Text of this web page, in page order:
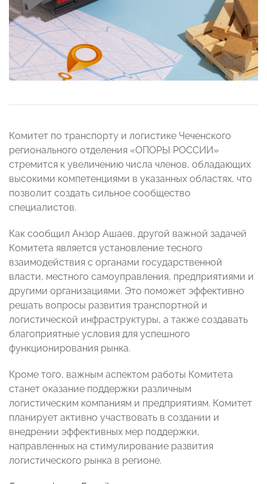
Комитет по транспорту и логистике Чеченского
регионального отделения «ОПОРЫ РОССИИ»
стремится к увеличению числа членов, обладающих
высокими компетенциями в указанных областях, что
позволит создать сильное сообщество
специалистов.
Как сообщил Анзор Ашаев, другой важной задачей
Комитета является установление тесного
взаимодействия с органами государственной
власти, местного самоуправления, предприятиями и
другими организациями. Это поможет эффективно
решать вопросы развития транспортной и
логистической инфраструктуры, а также создавать
благоприятные условия для успешного
функционирования рынка.
Кроме того, важным аспектом работы Комитета
станет оказание поддержки различным
логистическим компаниям и предприятиям. Комитет
планирует активно участвовать в создании и
внедрении эффективных мер поддержки,
направленных на стимулирование развития
логистического рынка в регионе.